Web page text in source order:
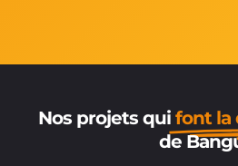
Nos projets qui font la
de